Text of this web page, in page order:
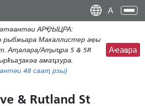
основному
содержаниу
АРҾЫЦРА:
рыбжьара Макаллистер аҿы
Аҭалара/Аҭыҵра 5 & 5R
амаҵзура.
48 сааҭ рзы)
Аҽаҩра
& Rutland St